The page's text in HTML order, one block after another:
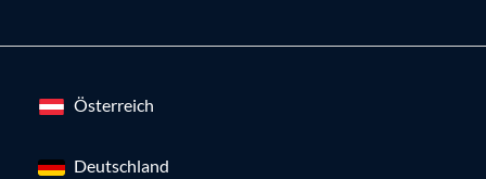
Österreich
Deutschland